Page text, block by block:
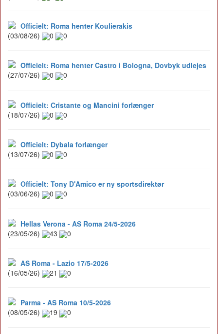
Officielt: Roma henter Koulierakis
(03/08/26)
0 0
Officielt: Roma henter Castro i Bologna, Dovbyk udlejes
(27/07/26)
0 0
Officielt: Cristante og Mancini forlænger
(18/07/26)
0 0
Officielt: Dybala forlænger
(13/07/26)
0 0
Officielt: Tony D'Amico er ny sportsdirektør
(03/06/26)
0 0
Hellas Verona - AS Roma 24/5-2026
(23/05/26)
43 0
AS Roma - Lazio 17/5-2026
(16/05/26)
21 0
Parma - AS Roma 10/5-2026
(08/05/26)
19 0